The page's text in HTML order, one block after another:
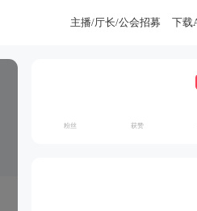
主播/厅长/公会招募 下载
粉丝 获赞